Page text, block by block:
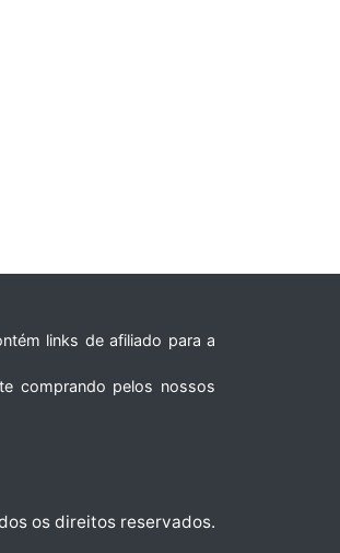
links de afiliado para a
comprando pelos nossos
os direitos reservados.